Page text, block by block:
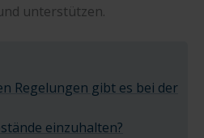
unterstützen.
Regelungen gibt es bei der
einzuhalten?